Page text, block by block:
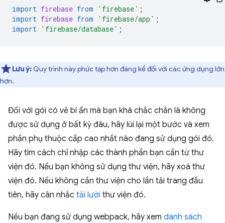
import firebase from 'firebase' ;
import firebase from 'firebase/app' ;
import 'firebase/database' ;
Lưu ý:Quy trình này phức tạp hơn đáng kể đối với các ứng dụng lớn
hơn.
Đối với gói có vẻ bí ẩn mà bạn khá chắc chắn là không
được sử dụng ở bất kỳ đâu, hãy lùi lại một bước và xem
phần phụ thuộc cấp cao nhất nào đang sử dụng gói đó.
Hãy tìm cách chỉ nhập các thành phần bạn cần từ thư
viện đó. Nếu bạn không sử dụng thư viện, hãy xoá thư
viện đó. Nếu không cần thư viện cho lần tải trang đầu
tiên, hãy cân nhắc tải lười thư viện đó.
Nếu bạn đang sử dụng webpack, hãy xem danh sách